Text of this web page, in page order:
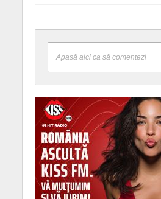
Apasă aici ca să comentezi